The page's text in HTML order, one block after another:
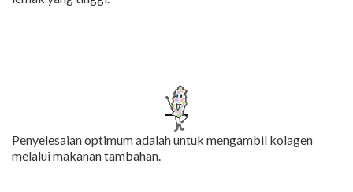
Penyelesaian optimum adalah untuk mengambil kolagen
melalui makanan tambahan.